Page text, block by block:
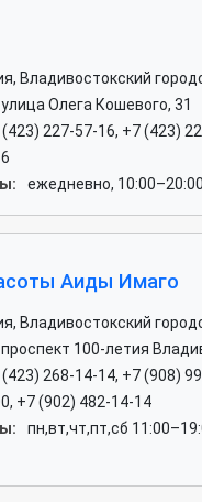
Владивостокский
Олега Кошевого, 31
(423) 227-57-16, +7 (423)
ежедневно, 10:00–20:00
Аиды Имаго
Владивостокский
100-летия
(423) 268-14-14, +7 (908)
+7 (902) 482-14-14
пн,вт,чт,пт,сб